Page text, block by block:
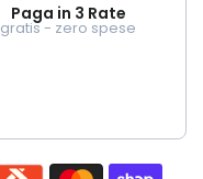
Paga in 3 Rate
gratis - zero spese